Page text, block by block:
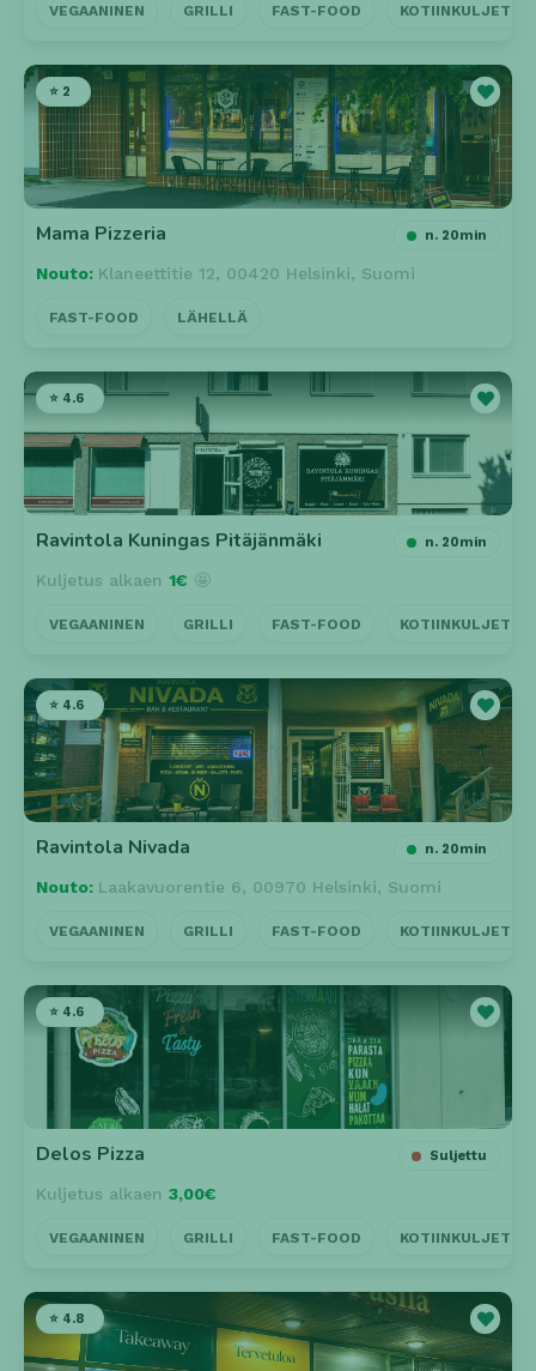
VEGAANINEN GRILLI FAST-FOOD KOTIINKULJETUS
⭐ 2
Mama Pizzeria n. 20min
Nouto: Klaneettitie 12, 00420 Helsinki, Suomi
FAST-FOOD LÄHELLÄ
⭐ 4.6
Ravintola Kuningas Pitäjänmäki n. 20min
Kuljetus alkaen 1€ 🤩
VEGAANINEN GRILLI FAST-FOOD KOTIINKULJETUS
⭐ 4.6
Ravintola Nivada n. 20min
Nouto: Laakavuorentie 6, 00970 Helsinki, Suomi
VEGAANINEN GRILLI FAST-FOOD KOTIINKULJETUS
⭐ 4.6
Delos Pizza Suljettu
Kuljetus alkaen 3,00€
VEGAANINEN GRILLI FAST-FOOD KOTIINKULJETUS
⭐ 4.8